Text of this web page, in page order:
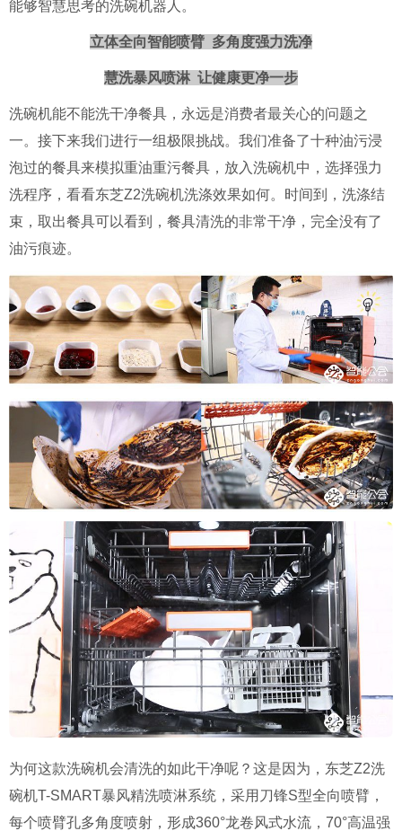
能够智慧思考的洗碗机器人。
立体全向智能喷臂 多角度强力洗净
慧洗暴风喷淋 让健康更净一步
洗碗机能不能洗干净餐具，永远是消费者最关心的问题之
一。接下来我们进行一组极限挑战。我们准备了十种油污浸
泡过的餐具来模拟重油重污餐具，放入洗碗机中，选择强力
洗程序，看看东芝Z2洗碗机洗涤效果如何。时间到，洗涤结
束，取出餐具可以看到，餐具清洗的非常干净，完全没有了
油污痕迹。
为何这款洗碗机会清洗的如此干净呢？这是因为，东芝Z2洗
碗机T-SMART暴风精洗喷淋系统，采用刀锋S型全向喷臂，
每个喷臂孔多角度喷射，形成360°龙卷风式水流，70°高温强